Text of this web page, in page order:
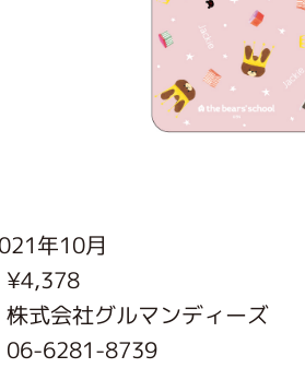
年10月
¥4,378
式会社グルマンディーズ
06-6281-8739
こう 家庭科部